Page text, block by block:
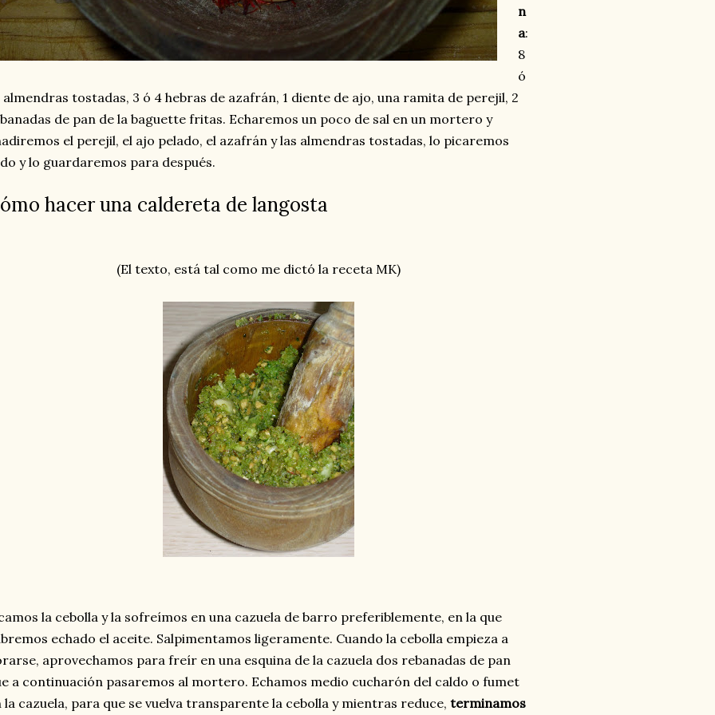
n
a:
8
ó
almendras tostadas, 3 ó 4 hebras de azafrán, 1 diente de ajo, una ramita de perejil, 2
de pan de la baguette fritas. Echaremos un poco de sal en un mortero y
el perejil, el ajo pelado, el azafrán y las almendras tostadas, lo picaremos
y lo guardaremos para después.
hacer una caldereta de langosta
(El texto, está tal como me dictó la receta MK)
la cebolla y la sofreímos en una cazuela de barro preferiblemente, en la que
echado el aceite. Salpimentamos ligeramente. Cuando la cebolla empieza a
aprovechamos para freír en una esquina de la cazuela dos rebanadas de pan
a continuación pasaremos al mortero. Echamos medio cucharón del caldo o fumet
la cazuela, para que se vuelva transparente la cebolla y mientras reduce, terminamos